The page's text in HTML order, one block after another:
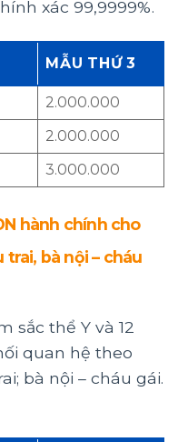
xác 99,9999%.
MẪU THỨ 3
2.000.000
2.000.000
3.000.000
hành chính cho
trai, bà nội – cháu
sắc thể Y và 12
quan hệ theo
bà nội – cháu gái.